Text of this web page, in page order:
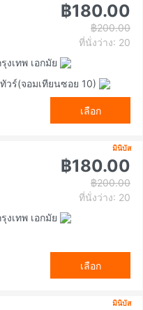
฿180.00
฿200.00
ที่นั่งว่าง: 20
เทพ เอกมัย
วร์(จอมเทียนซอย 10)
เลือก
มินิบัส
฿180.00
฿200.00
ที่นั่งว่าง: 20
เทพ เอกมัย
เลือก
มินิบัส